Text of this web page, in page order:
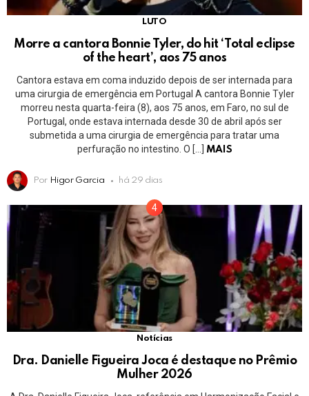
LUTO
Morre a cantora Bonnie Tyler, do hit ‘Total eclipse
of the heart’, aos 75 anos
Cantora estava em coma induzido depois de ser internada para
uma cirurgia de emergência em Portugal A cantora Bonnie Tyler
morreu nesta quarta-feira (8), aos 75 anos, em Faro, no sul de
Portugal, onde estava internada desde 30 de abril após ser
submetida a uma cirurgia de emergência para tratar uma
perfuração no intestino. O […]
MAIS
Por Higor Garcia há 29 dias
Notícias
Dra. Danielle Figueira Joca é destaque no Prêmio
Mulher 2026